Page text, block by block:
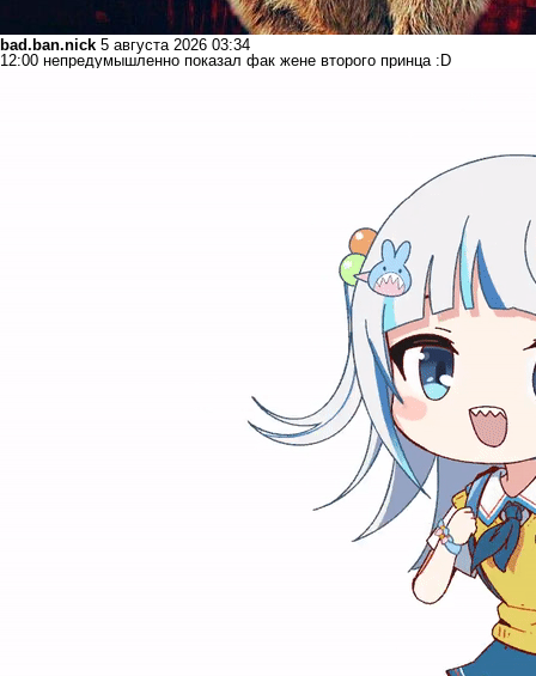
bad.ban.nick 5 августа 2026 03:34
12:00 непредумышленно показал фак жене второго принца :D